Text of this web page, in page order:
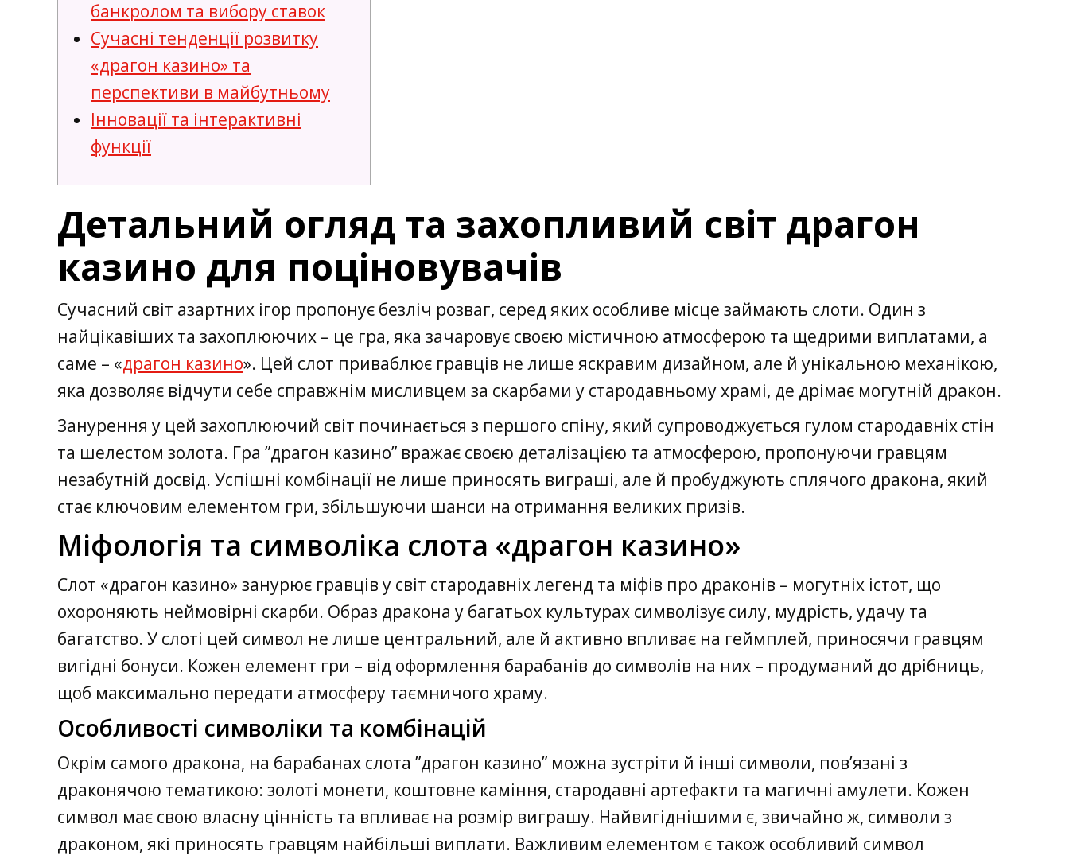
банкролом та вибору ставок
Сучасні тенденції розвитку
«драгон казино» та
перспективи в майбутньому
Інновації та інтерактивні
функції
Детальний огляд та захопливий світ драгон
казино для поціновувачів
Сучасний світ азартних ігор пропонує безліч розваг, серед яких особливе місце займають слоти. Один з
найцікавіших та захоплюючих – це гра, яка зачаровує своєю містичною атмосферою та щедрими виплатами, а
саме – «драгон казино». Цей слот приваблює гравців не лише яскравим дизайном, але й унікальною механікою,
яка дозволяє відчути себе справжнім мисливцем за скарбами у стародавньому храмі, де дрімає могутній дракон.
Занурення у цей захоплюючий світ починається з першого спіну, який супроводжується гулом стародавніх стін
та шелестом золота. Гра ”драгон казино” вражає своєю деталізацією та атмосферою, пропонуючи гравцям
незабутній досвід. Успішні комбінації не лише приносять виграші, але й пробуджують сплячого дракона, який
стає ключовим елементом гри, збільшуючи шанси на отримання великих призів.
Міфологія та символіка слота «драгон казино»
Слот «драгон казино» занурює гравців у світ стародавніх легенд та міфів про драконів – могутніх істот, що
охороняють неймовірні скарби. Образ дракона у багатьох культурах символізує силу, мудрість, удачу та
багатство. У слоті цей символ не лише центральний, але й активно впливає на геймплей, приносячи гравцям
вигідні бонуси. Кожен елемент гри – від оформлення барабанів до символів на них – продуманий до дрібниць,
щоб максимально передати атмосферу таємничого храму.
Особливості символіки та комбінацій
Окрім самого дракона, на барабанах слота ”драгон казино” можна зустріти й інші символи, пов’язані з
драконячою тематикою: золоті монети, коштовне каміння, стародавні артефакти та магичні амулети. Кожен
символ має свою власну цінність та впливає на розмір виграшу. Найвигіднішими є, звичайно ж, символи з
драконом, які приносять гравцям найбільші виплати. Важливим елементом є також особливий символ